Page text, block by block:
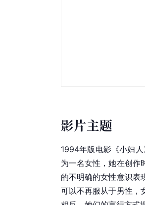
影片主题
1994年版电影《小妇
为一名女性，她在创作
的不明确的女性意识表
可以不再服从于男性，